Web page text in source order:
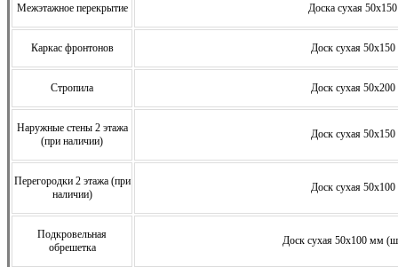
Межэтажное перекрытие Доска сухая
Каркас фронтонов Доск сухая
Стропила Доск сухая
Наружные стены 2 этажа
(при наличии)
Доск сухая
Перегородки 2 этажа (при
наличии)
Доск сухая
Подкровельная
обрешетка
Доск сухая 50х100 мм